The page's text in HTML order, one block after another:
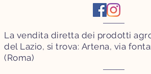
La vendita diretta dei prodotti
del Lazio, si trova: Artena, via
(Roma)